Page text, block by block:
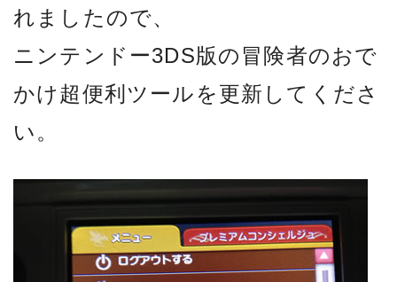
れましたので、
ニンテンドー3DS版の冒険者のおで
かけ超便利ツールを更新してくださ
い。